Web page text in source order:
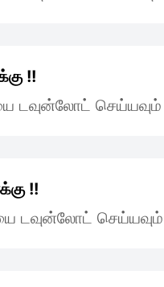
!!
டவுன்லோட் செய்யவும்
!!
டவுன்லோட் செய்யவும்